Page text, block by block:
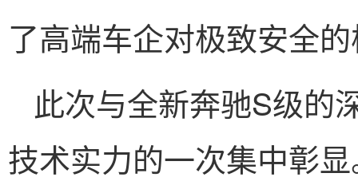
了高端车企对极致安全
此次与全新奔驰S级的
技术实力的一次集中彰